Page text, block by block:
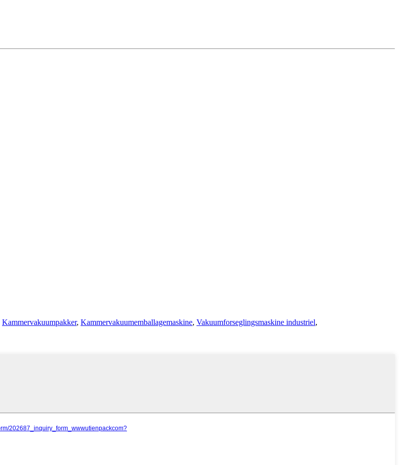
Kammervakuumpakker, Kammervakuumemballagemaskine, Vakuumforseglingsmaskine industriel,